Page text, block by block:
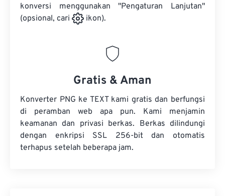
konversi menggunakan "Pengaturan Lanjutan"
(opsional, cari
ikon).
Gratis & Aman
Konverter PNG ke TEXT kami gratis dan berfungsi
di peramban web apa pun. Kami menjamin
keamanan dan privasi berkas. Berkas dilindungi
dengan enkripsi SSL 256-bit dan otomatis
terhapus setelah beberapa jam.